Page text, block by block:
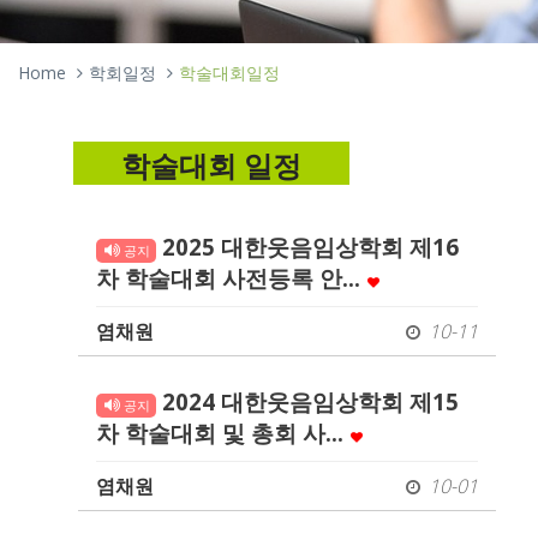
Home 학회일정 학술대회일정
학술대회 일정
공지 2025 대한웃음임상학회 제16
차 학술대회 사전등록 안…
염채원 10-11
공지 2024 대한웃음임상학회 제15
차 학술대회 및 총회 사…
염채원 10-01